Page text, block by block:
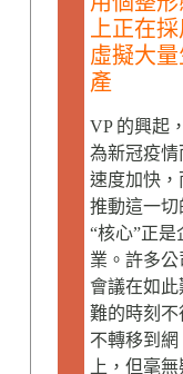
上正在採
虛擬大量
產
VP 的興起
為新冠疫情
速度加快，
推動這一切
“核心”正是
業。許多公
會議在如此
難的時刻不
不轉移到網
上，但毫無